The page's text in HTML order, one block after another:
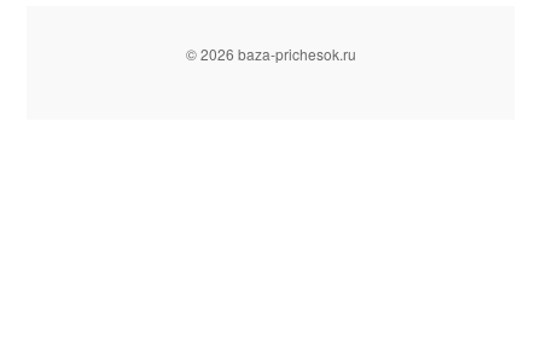
© 2026 baza-prichesok.ru